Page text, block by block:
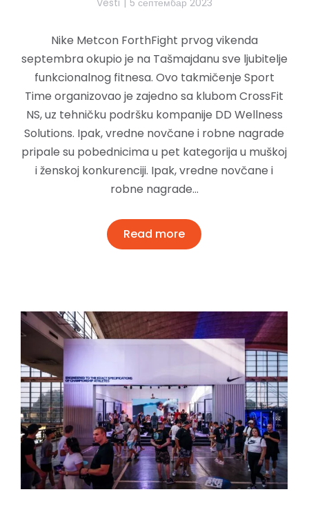
Nike Metcon ForthFight prvog vikenda
septembra okupio je na Tašmajdanu sve ljubitelje
funkcionalnog fitnesa. Ovo takmičenje Sport
Time organizovao je zajedno sa klubom CrossFit
NS, uz tehničku podršku kompanije DD Wellness
Solutions. Ipak, vredne novčane i robne nagrade
pripale su pobednicima u pet kategorija u muškoj
i ženskoj konkurenciji. Ipak, vredne novčane i
robne nagrade…
Read more